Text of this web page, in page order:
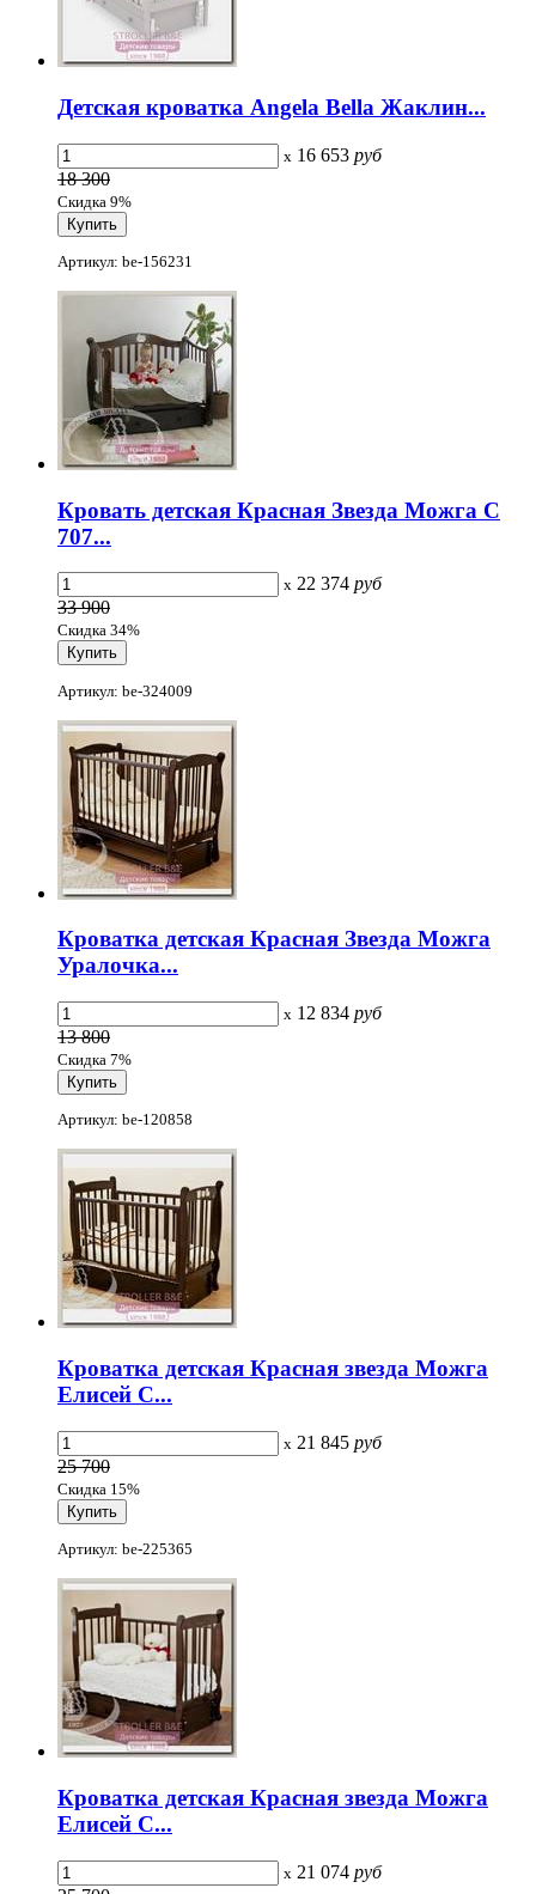
Детская кроватка Angela Bella Жаклин...
x 16 653 руб
18 300
Скидка 9%
Артикул: be-156231
Кровать детская Красная Звезда Можга С
707...
x 22 374 руб
33 900
Скидка 34%
Артикул: be-324009
Кроватка детская Красная Звезда Можга
Уралочка...
x 12 834 руб
13 800
Скидка 7%
Артикул: be-120858
Кроватка детская Красная звезда Можга
Елисей С...
x 21 845 руб
25 700
Скидка 15%
Артикул: be-225365
Кроватка детская Красная звезда Можга
Елисей С...
x 21 074 руб